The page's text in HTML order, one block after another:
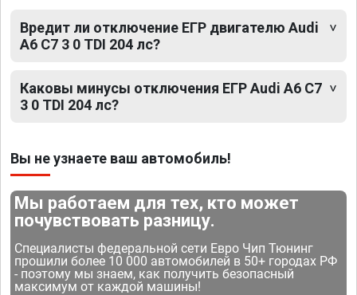
Вредит ли отключение ЕГР двигателю Audi
A6 C7 3 0 TDI 204 лс?
Каковы минусы отключения ЕГР Audi A6 C7
3 0 TDI 204 лс?
Вы не узнаете ваш автомобиль!
Мы работаем для тех, кто может
почувствовать разницу.
Специалисты федеральной сети Евро Чип Тюнинг
прошили более 10 000 автомобилей в 50+ городах РФ
- поэтому мы знаем, как получить безопасный
максимум от каждой машины!